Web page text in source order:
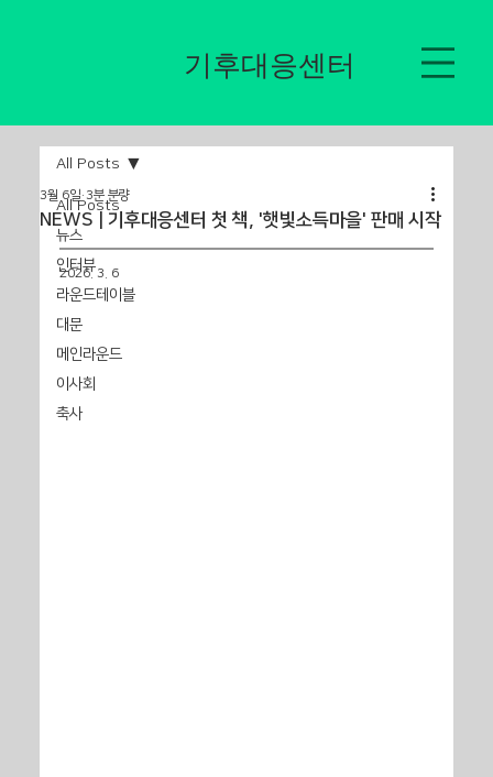
​기후대응센터
All Posts
뉴스
인터뷰
라운드테이블
대문
메인라운드
이사회
축사
All Posts
NEWS | 기후대응센터 첫 책, '햇빛소득마을' 판매 시작
3월 6일 3분 분량
2026. 3. 6